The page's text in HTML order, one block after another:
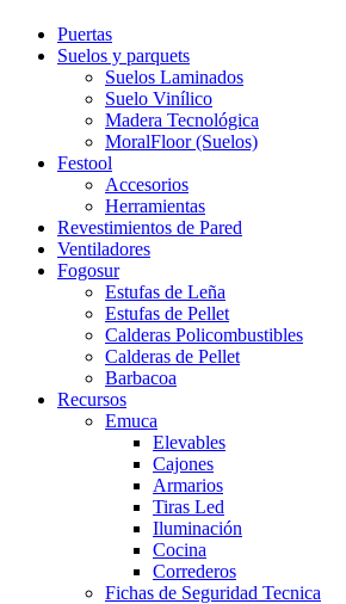
Puertas
Suelos y parquets
Suelos Laminados
Suelo Vinílico
Madera Tecnológica
MoralFloor (Suelos)
Festool
Accesorios
Herramientas
Revestimientos de Pared
Ventiladores
Fogosur
Estufas de Leña
Estufas de Pellet
Calderas Policombustibles
Calderas de Pellet
Barbacoa
Recursos
Emuca
Elevables
Cajones
Armarios
Tiras Led
Iluminación
Cocina
Correderos
Fichas de Seguridad Tecnica